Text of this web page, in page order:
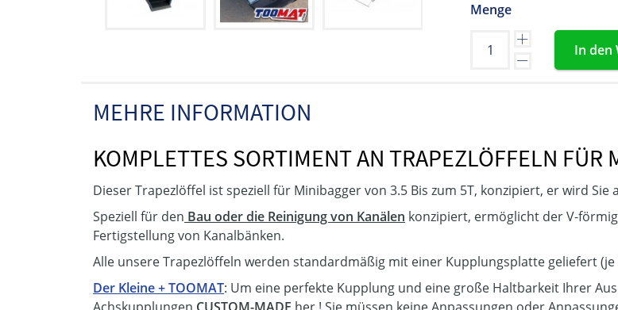
Menge
In den
MEHRE INFORMATION
KOMPLETTES SORTIMENT AN TRAPEZLÖFFELN FÜR
Dieser Trapezlöffel ist speziell für Minibagger von 3.5 Bis zum 5T, konzipiert, er wird
Speziell für den Bau oder die Reinigung von Kanälen konzipiert, ermöglicht der V-
Fertigstellung von Kanalbänken.
Alle unsere Trapezlöffeln werden standardmäßig mit einer Kupplungsplatte geliefert
Der Kleine + TOOMAT: Um eine perfekte Kupplung und eine große Haltbarkeit Ihrer